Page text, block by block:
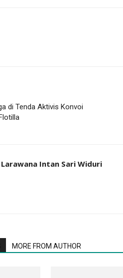
di Tenda Aktivis Konvoi
Larawana Intan Sari Widuri
MORE FROM AUTHOR